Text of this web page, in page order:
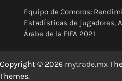
Equipo de Comoros:
Estadísticas de jugadores,
Árabe de la FIFA 2021
Copyright © 2026 mytrade.mx
Themes.